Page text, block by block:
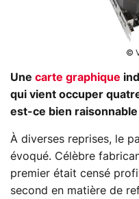
©
Une carte graphique
qui vient occuper
est-ce bien raisonnable
À diverses reprises, le
évoqué. Célèbre
premier était censé
second en matière de